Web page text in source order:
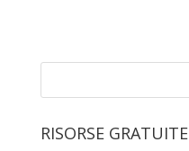
RISORSE GRATUITE